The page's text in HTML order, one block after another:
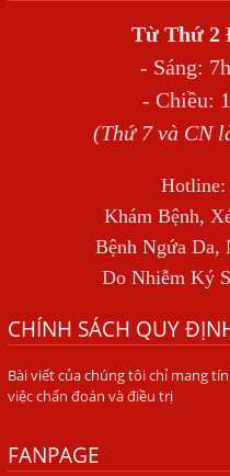
Địa Chỉ Điều Trị Bệnh Sán
TỔNG QUAN VỀ NHIỄM
Bị Ngứa Nổi Mẩn Toàn
NHIỄM TRÙNG NÃO DO
NGUYÊN PHÁT
BÍ QUYẾT GIÚP ĐƯỜNG
Có Nên Quá Lo Lắng Khi
TÔI KHÔNG NGỜ ĐẾN
Nhân Để Chữa Trị.
Từ Thứ 2
- Sáng:
- Chiều:
(Thứ 7 và CN
Hotline:
Khám Bệnh,
Bệnh Ngứa
Do Nhiễm Ký
CHÍNH SÁCH QUY
Bài viết của chúng tôi chỉ mang
việc chẩn đoán và điều trị
FANPAGE